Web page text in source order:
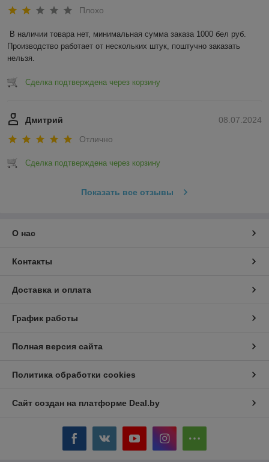
Плохо
В наличии товара нет, минимальная сумма заказа 1000 бел руб.
Производство работает от нескольких штук, поштучно заказать
нельзя.
Сделка подтверждена через корзину
08.07.2024
Дмитрий
Отлично
Сделка подтверждена через корзину
Показать все отзывы
О нас
Контакты
Доставка и оплата
График работы
Полная версия сайта
Политика обработки cookies
Сайт создан на платформе Deal.by